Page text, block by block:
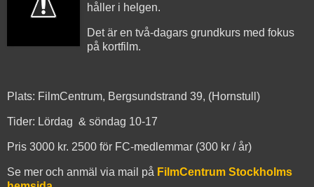
håller i helgen.
Det är en två-dagars grundkurs med fokus
på kortfilm.
Plats: FilmCentrum, Bergsundstrand 39, (Hornstull)
Tider: Lördag & söndag 10-17
Pris 3000 kr. 2500 för FC-medlemmar (300 kr / år)
Se mer och anmäl via mail på FilmCentrum Stockholms